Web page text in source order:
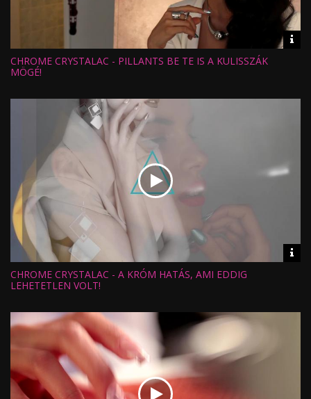
Hossz:
Nézettség:
CHROME CRYSTALAC - PILLANTS BE TE IS A KULISSZÁK
MÖGÉ!
Hossz:
Nézettség:
CHROME CRYSTALAC - A KRÓM HATÁS, AMI EDDIG
LEHETETLEN VOLT!